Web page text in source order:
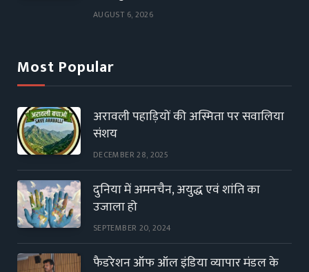
AUGUST 6, 2026
Most Popular
अरावली पहाड़ियों की अस्मिता पर सवालिया
संशय
DECEMBER 28, 2025
दुनिया में अमनचैन, अयुद्ध एवं शांति का
उजाला हो
SEPTEMBER 20, 2024
फैडरेशन ऑफ ऑल इंडिया व्यापार मंडल के